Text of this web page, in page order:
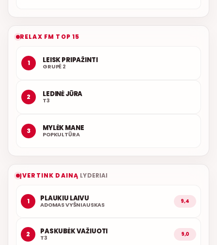
RELAX FM TOP 15
1 LEISK PRIPAŽINTI
GRUPĖ 2
2 LEDINĖ JŪRA
T3
3 MYLĖK MANE
POPKULTŪRA
ĮVERTINK DAINĄ LYDERIAI
1 PLAUKIU LAIVU
ADOMAS VYŠNIAUSKAS 9,4
2 PASKUBĖK VAŽIUOTI
T3 9,0